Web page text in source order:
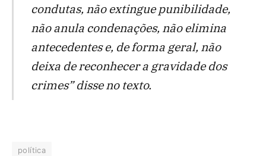
condutas, não extingue punibilidade,
não anula condenações, não elimina
antecedentes e, de forma geral, não
deixa de reconhecer a gravidade dos
crimes” disse no texto.
política